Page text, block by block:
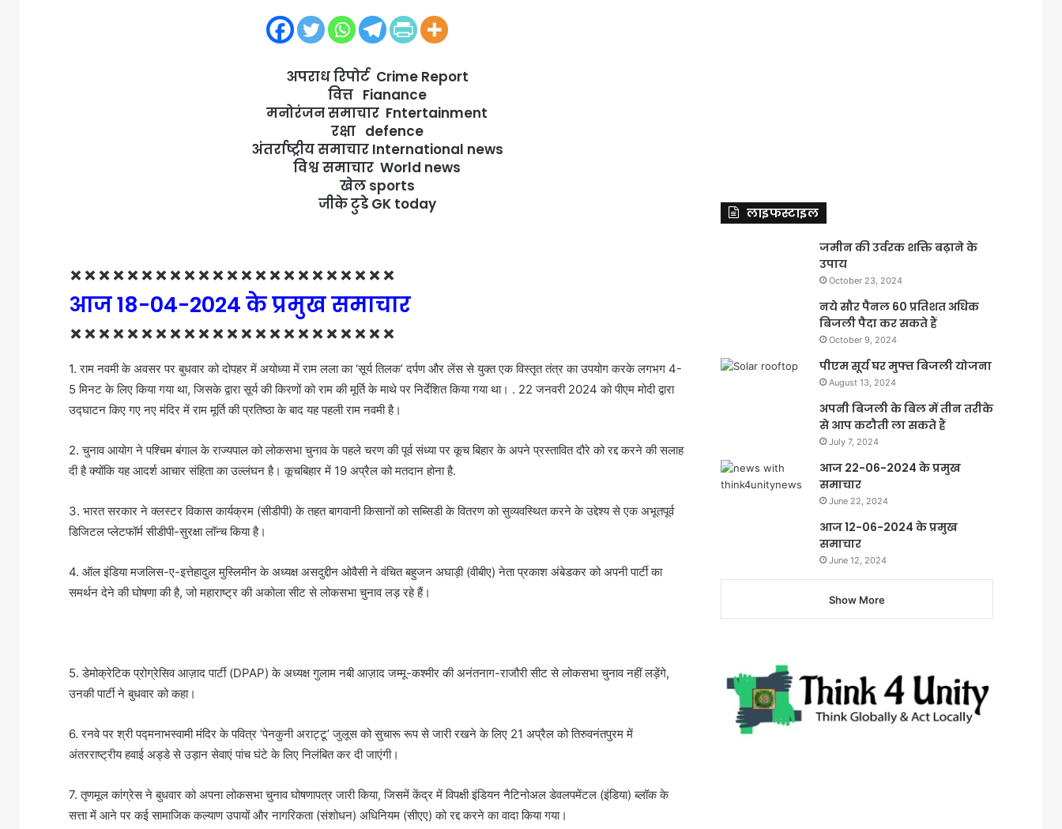
अपराध रिपोर्ट Crime Report
वित्त Fianance
मनोरंजन समाचार Fntertainment
रक्षा defence
अंतर्राष्ट्रीय समाचार International news
विश्व समाचार World news
खेल sports
जीके टुडे GK today
×××××××××××××××××××××××
आज 18-04-2024 के प्रमुख समाचार
×××××××××××××××××××××××
1. राम नवमी के अवसर पर बुधवार को दोपहर में अयोध्या में राम लला का ‘सूर्य तिलक’ दर्पण और लेंस से युक्त एक विस्तृत तंत्र का उपयोग करके लगभग 4-
5 मिनट के लिए किया गया था, जिसके द्वारा सूर्य की किरणों को राम की मूर्ति के माथे पर निर्देशित किया गया था। . 22 जनवरी 2024 को पीएम मोदी द्वारा
उद्घाटन किए गए नए मंदिर में राम मूर्ति की प्रतिष्ठा के बाद यह पहली राम नवमी है।
2. चुनाव आयोग ने पश्चिम बंगाल के राज्यपाल को लोकसभा चुनाव के पहले चरण की पूर्व संध्या पर कूच बिहार के अपने प्रस्तावित दौरे को रद्द करने की सलाह
दी है क्योंकि यह आदर्श आचार संहिता का उल्लंघन है। कूचबिहार में 19 अप्रैल को मतदान होना है.
3. भारत सरकार ने क्लस्टर विकास कार्यक्रम (सीडीपी) के तहत बागवानी किसानों को सब्सिडी के वितरण को सुव्यवस्थित करने के उद्देश्य से एक अभूतपूर्व
डिजिटल प्लेटफॉर्म सीडीपी-सुरक्षा लॉन्च किया है।
4. ऑल इंडिया मजलिस-ए-इत्तेहादुल मुस्लिमीन के अध्यक्ष असदुद्दीन ओवैसी ने वंचित बहुजन अघाड़ी (वीबीए) नेता प्रकाश अंबेडकर को अपनी पार्टी का
समर्थन देने की घोषणा की है, जो महाराष्ट्र की अकोला सीट से लोकसभा चुनाव लड़ रहे हैं।
5. डेमोक्रेटिक प्रोग्रेसिव आज़ाद पार्टी (DPAP) के अध्यक्ष गुलाम नबी आज़ाद जम्मू-कश्मीर की अनंतनाग-राजौरी सीट से लोकसभा चुनाव नहीं लड़ेंगे,
उनकी पार्टी ने बुधवार को कहा।
6. रनवे पर श्री पद्मनाभस्वामी मंदिर के पवित्र ‘पेनकुनी अराट्टू’ जुलूस को सुचारू रूप से जारी रखने के लिए 21 अप्रैल को तिरुवनंतपुरम में
अंतरराष्ट्रीय हवाई अड्डे से उड़ान सेवाएं पांच घंटे के लिए निलंबित कर दी जाएंगी।
7. तृणमूल कांग्रेस ने बुधवार को अपना लोकसभा चुनाव घोषणापत्र जारी किया, जिसमें केंद्र में विपक्षी इंडियन नैटिनोअल डेवलपमेंटल (इंडिया) ब्लॉक के
सत्ता में आने पर कई सामाजिक कल्याण उपायों और नागरिकता (संशोधन) अधिनियम (सीएए) को रद्द करने का वादा किया गया।
लाइफस्टाइल
जमीन की उर्वरक शक्ति बढ़ाने के
उपाय
October 23, 2024
नये सौर पैनल 60 प्रतिशत अधिक
बिजली पैदा कर सकते हैं
October 9, 2024
पीएम सूर्य घर मुफ्त बिजली योजना
August 13, 2024
अपनी बिजली के बिल में तीन तरीके
से आप कटौती ला सकते हैं
July 7, 2024
आज 22-06-2024 के प्रमुख
समाचार
June 22, 2024
आज 12-06-2024 के प्रमुख
समाचार
June 12, 2024
Show More